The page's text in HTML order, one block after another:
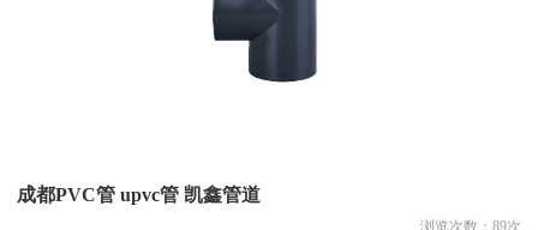
成都PVC管 upvc管 凯鑫管道
浏览次数： 89次